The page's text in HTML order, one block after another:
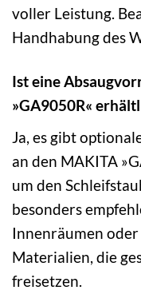
voller Leistung.
Handhabung des
Ist eine
»GA9050R«
Ja, es gibt
an den MAKITA
um den
besonders
Innenräumen
Materialien, die
freisetzen.